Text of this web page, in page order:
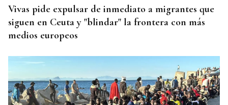
Vivas pide expulsar de inmediato a migrantes que
siguen en Ceuta y "blindar" la frontera con más
medios europeos